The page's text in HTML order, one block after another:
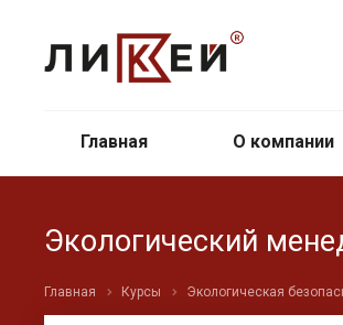
Главная О компании
Экологический
Главная Курсы Экологическая